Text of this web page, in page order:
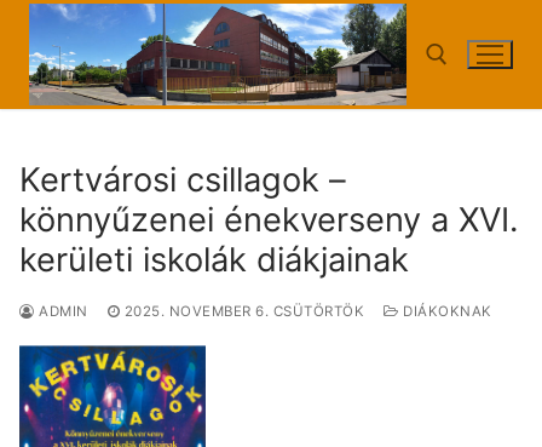
Ugrás
tartalomra
Kertvárosi csillagok –
könnyűzenei énekverseny a XVI.
kerületi iskolák diákjainak
ADMIN 2025. NOVEMBER 6. CSÜTÖRTÖK DIÁKOKNAK